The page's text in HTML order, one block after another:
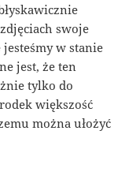
swoje
w stanie
jest, że ten
tylko do
większość
można ułożyć